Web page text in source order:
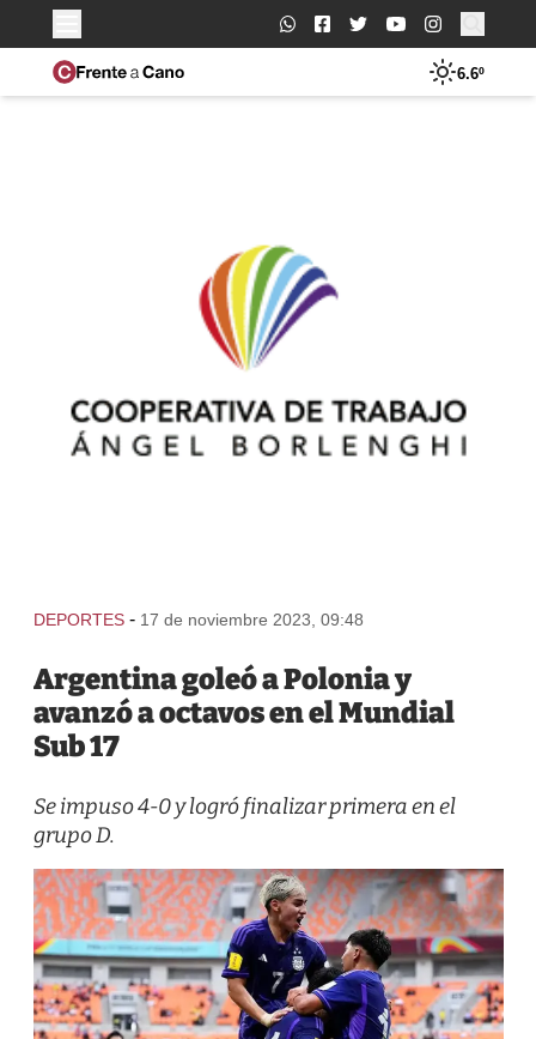
Buscar:
6.6º
DEPORTES - 17 de noviembre 2023, 09:48
Argentina goleó a Polonia y
avanzó a octavos en el Mundial
Sub 17
Se impuso 4-0 y logró finalizar primera en el
grupo D.